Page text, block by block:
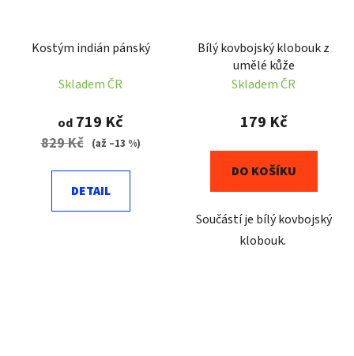
Kostým indián pánský
Skladem ČR
od 719 Kč
829 Kč (až –13 %)
DETAIL
Bílý kovbojský klobouk z
umělé kůže
Skladem ČR
179 Kč
DO KOŠÍKU
Součástí je bílý kovbojský
klobouk.